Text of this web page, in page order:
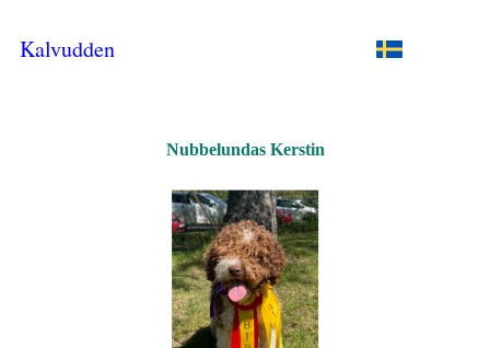
Kalvudden
Nubbelundas Kerstin